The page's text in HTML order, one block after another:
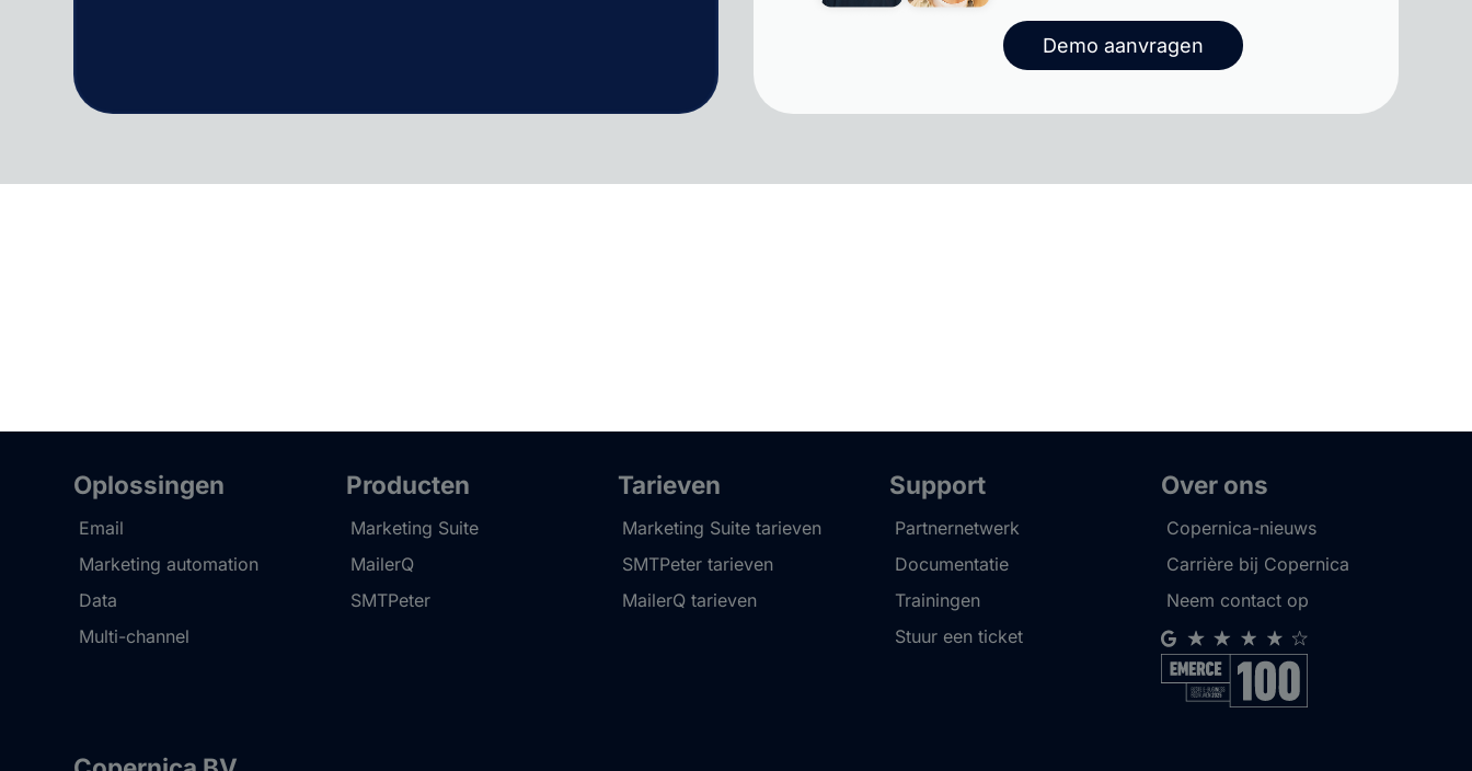
Demo aanvragen
Oplossingen
Email
Marketing automation
Data
Multi-channel
Producten
Marketing Suite
MailerQ
SMTPeter
Tarieven
Marketing Suite tarieven
SMTPeter tarieven
MailerQ tarieven
Support
Partnernetwerk
Documentatie
Trainingen
Stuur een ticket
Over ons
Copernica-nieuws
Carrière bij Copernica
Neem contact op